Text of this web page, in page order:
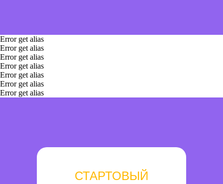
Error get alias
Error get alias
Error get alias
Error get alias
Error get alias
Error get alias
Error get alias
СТАРТОВЫЙ